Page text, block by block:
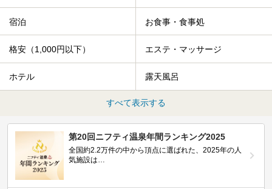
宿泊 お食事・食事処
格安（1,000円以下） エステ・マッサージ
ホテル 露天風呂
すべて表示する
第20回ニフティ温泉年間ランキング2025
全国約2.2万件の中から頂点に選ばれた、2025年の人
気施設は…